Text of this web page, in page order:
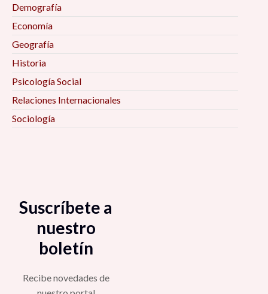
Demografía
Economía
Geografía
Historia
Psicología Social
Relaciones Internacionales
Sociología
Suscríbete a
nuestro
boletín
Recibe novedades de